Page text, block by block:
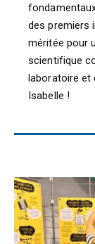
des premiers
méritée pour
scientifique
laboratoire et
Isabelle !